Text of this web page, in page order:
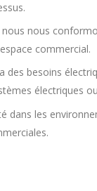
nous
commercial.
besoins
électriques
les